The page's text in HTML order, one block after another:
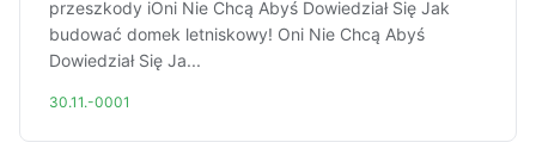
przeszkody iOni Nie Chcą Abyś Dowiedział Się Jak
budować domek letniskowy! Oni Nie Chcą Abyś
Dowiedział Się Ja...
30.11.-0001